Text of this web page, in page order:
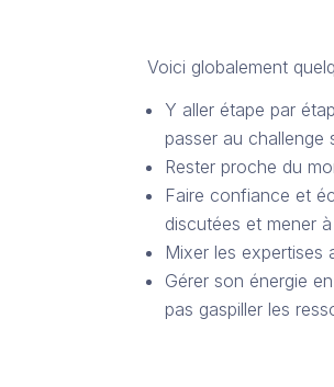
Voici globalement
Y aller étape par
passer au challenge
Rester proche du
Faire confiance et
discutées et mener
Mixer les expertises
Gérer son énergie
pas gaspiller les